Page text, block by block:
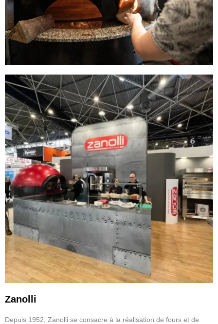
Zanolli
Depuis 1952, Zanolli se consacre à la réalisation de fours et de